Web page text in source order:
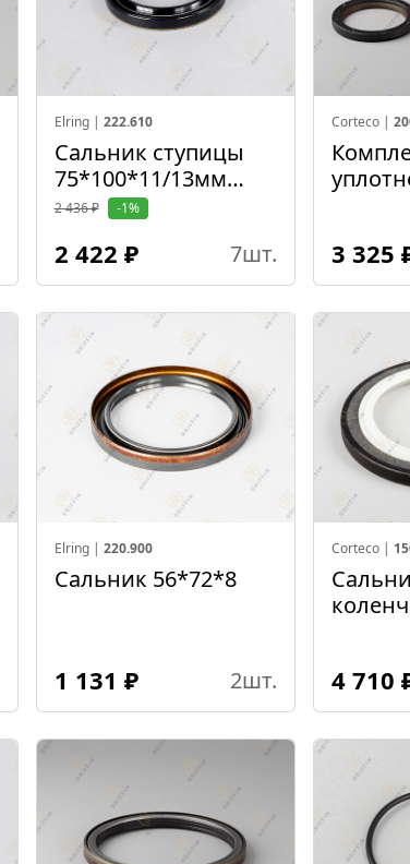
Elring | 222.610
Сальник ступицы
75*100*11/13мм
(Малый)
2 436 ₽ -1%
2 422 ₽ 7шт.
Corteco |
3 325
Elring | 220.900
Сальник 56*72*8
1 131 ₽ 2шт.
Corteco |
4 710